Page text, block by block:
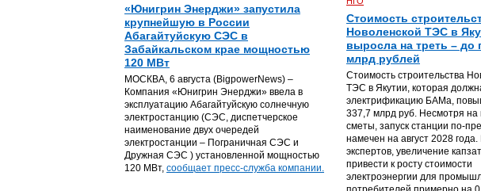
«Юнигрин Энерджи» запустила
крупнейшую в России
Абагайтуйскую СЭС в
Забайкальском крае мощностью
120 МВт
МОСКВА, 6 августа (BigpowerNews) –
Компания «Юнигрин Энерджи» ввела в
эксплуатацию Абагайтуйскую солнечную
электростанцию (СЭС, диспетчерское
наименование двух очередей
электростанции – Пограничная СЭС и
Дружная СЭС ) установленной мощностью
120 МВт, сообщает пресс-служба компании.
Стоимость
Новоленской ТЭС в
выросла на треть – до
млрд рублей
Стоимость строительства
ТЭС в Якутии, которая
электрификацию БАМа,
337,7 млрд руб. Несмотря на
сметы, запуск станции по-
намечен на август 2028
экспертов, увеличение
привести к росту стоимости
электроэнергии для